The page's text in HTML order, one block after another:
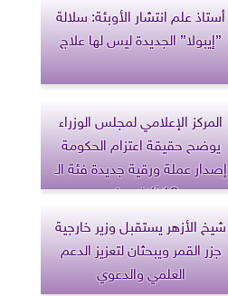
أستاذ علم انتشار الأوبئة: سلالة
”إيبولا” الجديدة ليس لها علاج
المركز الإعلامي لمجلس الوزراء
يوضح حقيقة اعتزام الحكومة
إصدار عملة ورقية جديدة فئة الـ
10 آلاف جنيه
شيخ الأزهر يستقبل وزير خارجية
جزر القمر ويبحثان لتعزيز الدعم
العلمي والدعوي